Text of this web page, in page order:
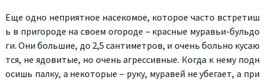
Еще одно неприятное насекомое, которое часто встретиш
ь в пригороде на своем огороде – красные муравьи-бульдо
ги. Они большие, до 2,5 сантиметров, и очень больно кусаю
тся, не ядовитые, но очень агрессивные. Когда к нему подн
осишь палку, а некоторые – руку, муравей не убегает, а при